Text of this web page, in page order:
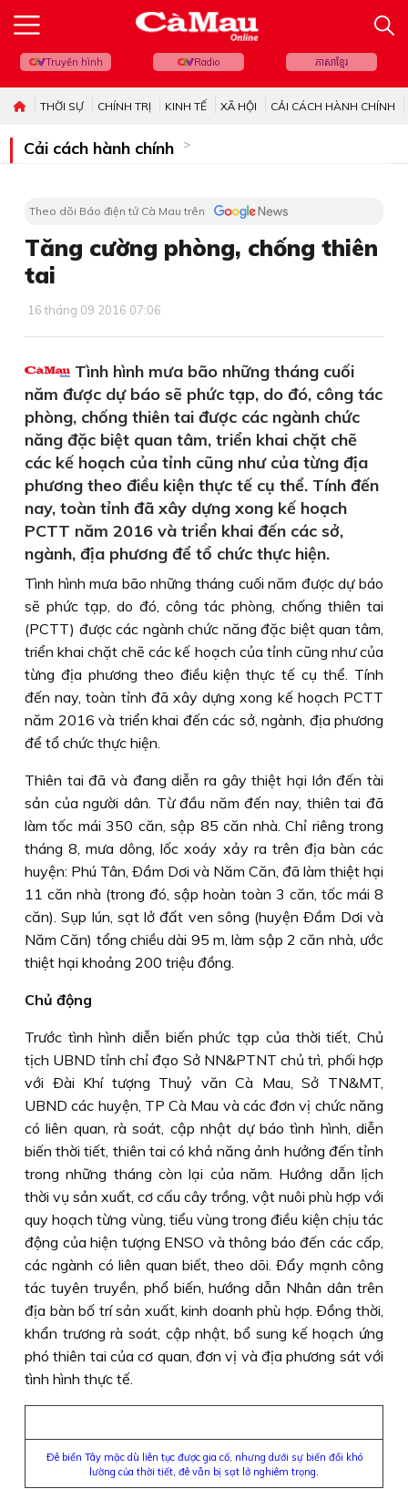
Truyền hình Radio ភាសាខ្មែរ
THỜI SỰ CHÍNH TRỊ KINH TẾ XÃ HỘI CẢI CÁCH HÀNH CHÍNH
Cải cách hành chính
Theo dõi Báo điện tử Cà Mau trên
Tăng cường phòng, chống thiên
tai
16 tháng 09 2016 07:06
Tình hình mưa bão những tháng cuối
năm được dự báo sẽ phức tạp, do đó, công tác
phòng, chống thiên tai được các ngành chức
năng đặc biệt quan tâm, triển khai chặt chẽ
các kế hoạch của tỉnh cũng như của từng địa
phương theo điều kiện thực tế cụ thể. Tính đến
nay, toàn tỉnh đã xây dựng xong kế hoạch
PCTT năm 2016 và triển khai đến các sở,
ngành, địa phương để tổ chức thực hiện.
Tình hình mưa bão những tháng cuối năm được dự báo
sẽ phức tạp, do đó, công tác phòng, chống thiên tai
(PCTT) được các ngành chức năng đặc biệt quan tâm,
triển khai chặt chẽ các kế hoạch của tỉnh cũng như của
từng địa phương theo điều kiện thực tế cụ thể. Tính
đến nay, toàn tỉnh đã xây dựng xong kế hoạch PCTT
năm 2016 và triển khai đến các sở, ngành, địa phương
để tổ chức thực hiện.
Thiên tai đã và đang diễn ra gây thiệt hại lớn đến tài
sản của người dân. Từ đầu năm đến nay, thiên tai đã
làm tốc mái 350 căn, sập 85 căn nhà. Chỉ riêng trong
tháng 8, mưa dông, lốc xoáy xảy ra trên địa bàn các
huyện: Phú Tân, Ðầm Dơi và Năm Căn, đã làm thiệt hại
11 căn nhà (trong đó, sập hoàn toàn 3 căn, tốc mái 8
căn). Sụp lún, sạt lở đất ven sông (huyện Ðầm Dơi và
Năm Căn) tổng chiều dài 95 m, làm sập 2 căn nhà, ước
thiệt hại khoảng 200 triệu đồng.
Chủ động
Trước tình hình diễn biến phức tạp của thời tiết, Chủ
tịch UBND tỉnh chỉ đạo Sở NN&PTNT chủ trì, phối hợp
với Ðài Khí tượng Thuỷ văn Cà Mau, Sở TN&MT,
UBND các huyện, TP Cà Mau và các đơn vị chức năng
có liên quan, rà soát, cập nhật dự báo tình hình, diễn
biến thời tiết, thiên tai có khả năng ảnh hưởng đến tỉnh
trong những tháng còn lại của năm. Hướng dẫn lịch
thời vụ sản xuất, cơ cấu cây trồng, vật nuôi phù hợp với
quy hoạch từng vùng, tiểu vùng trong điều kiện chịu tác
động của hiện tượng ENSO và thông báo đến các cấp,
các ngành có liên quan biết, theo dõi. Ðẩy mạnh công
tác tuyên truyền, phổ biến, hướng dẫn Nhân dân trên
địa bàn bố trí sản xuất, kinh doanh phù hợp. Ðồng thời,
khẩn trương rà soát, cập nhật, bổ sung kế hoạch ứng
phó thiên tai của cơ quan, đơn vị và địa phương sát với
tình hình thực tế.
Ðê biển Tây mặc dù liên tục được gia cố, nhưng dưới sự biến đổi khó
lường của thời tiết, đê vẫn bị sạt lở nghiêm trọng.